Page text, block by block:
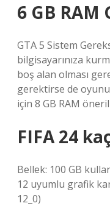
6 GB RAM
GTA 5 Sistem
bilgisayarınıza
boş alan olması
gerektirse de oyunu
için 8 GB RAM
FIFA 24
Bellek: 100 GB
12 uyumlu grafik
12_0)